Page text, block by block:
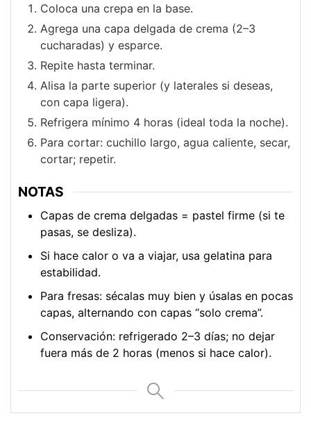
Coloca una crepa en la base.
Agrega una capa delgada de crema (2–3
cucharadas) y esparce.
Repite hasta terminar.
Alisa la parte superior (y laterales si deseas,
con capa ligera).
Refrigera mínimo 4 horas (ideal toda la noche).
Para cortar: cuchillo largo, agua caliente, secar,
cortar; repetir.
NOTAS
Capas de crema delgadas = pastel firme (si te
pasas, se desliza).
Si hace calor o va a viajar, usa gelatina para
estabilidad.
Para fresas: sécalas muy bien y úsalas en pocas
capas, alternando con capas “solo crema”.
Conservación: refrigerado 2–3 días; no dejar
fuera más de 2 horas (menos si hace calor).